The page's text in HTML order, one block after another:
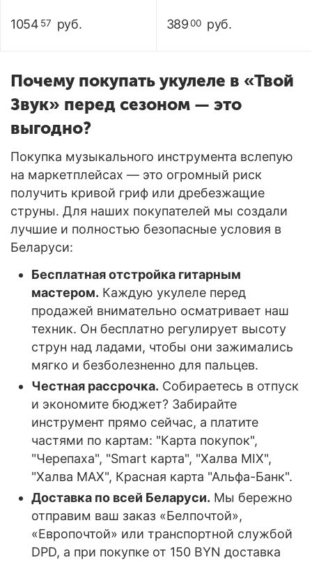
1054 57 руб. 389 00 руб.
Почему покупать укулеле в «Твой
Звук» перед сезоном — это
выгодно?
Покупка музыкального инструмента вслепую
на маркетплейсах — это огромный риск
получить кривой гриф или дребезжащие
струны. Для наших покупателей мы создали
лучшие и полностью безопасные условия в
Беларуси:
Бесплатная отстройка гитарным
мастером. Каждую укулеле перед
продажей внимательно осматривает наш
техник. Он бесплатно регулирует высоту
струн над ладами, чтобы они зажимались
мягко и безболезненно для пальцев.
Честная рассрочка. Собираетесь в отпуск
и экономите бюджет? Забирайте
инструмент прямо сейчас, а платите
частями по картам: "Карта покупок",
"Черепаха", "Smart карта", "Халва MIX",
"Халва MAX", Красная карта "Альфа-Банк".
Доставка по всей Беларуси. Мы бережно
отправим ваш заказ «Белпочтой»,
«Европочтой» или транспортной службой
DPD, а при покупке от 150 BYN доставка